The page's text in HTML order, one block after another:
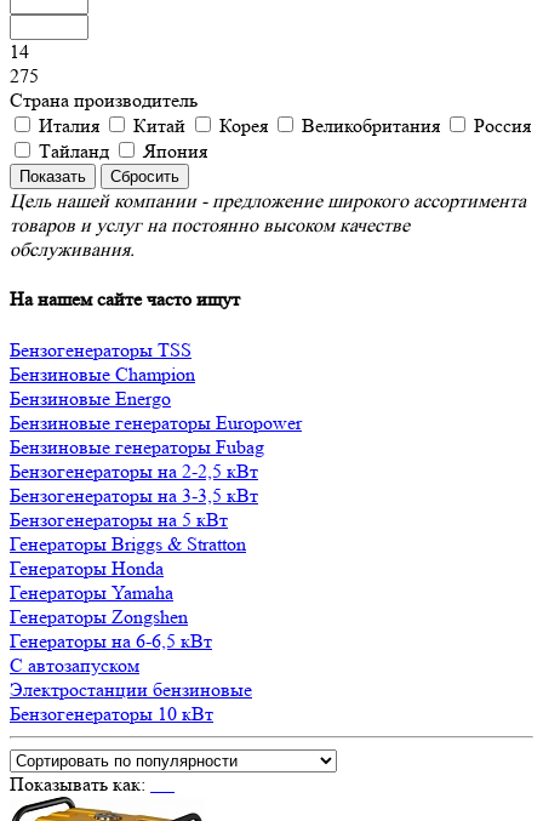
14
275
Страна производитель
Италия
Китай Корея Великобритания
Россия
Тайланд
Япония
Цель нашей компании - предложение широкого ассортимента
товаров и услуг на постоянно высоком качестве
обслуживания.
На нашем сайте часто ищут
Бензогенераторы TSS
Бензиновые Champion
Бензиновые Energo
Бензиновые генераторы Europower
Бензиновые генераторы Fubag
Бензогенераторы на 2-2,5 кВт
Бензогенераторы на 3-3,5 кВт
Бензогенераторы на 5 кВт
Генераторы Briggs & Stratton
Генераторы Honda
Генераторы Yamaha
Генераторы Zongshen
Генераторы на 6-6,5 кВт
С автозапуском
Электростанции бензиновые
Бензогенераторы 10 кВт
Показывать как: